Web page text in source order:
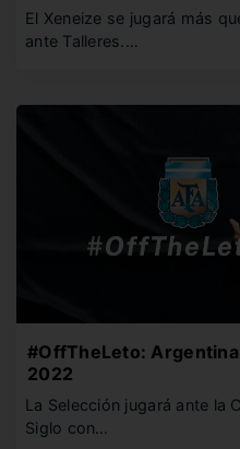
El Xeneize se jugará más
ante Talleres.…
#OffTheLeto:
2022
La Selección jugará ante la
Siglo con…